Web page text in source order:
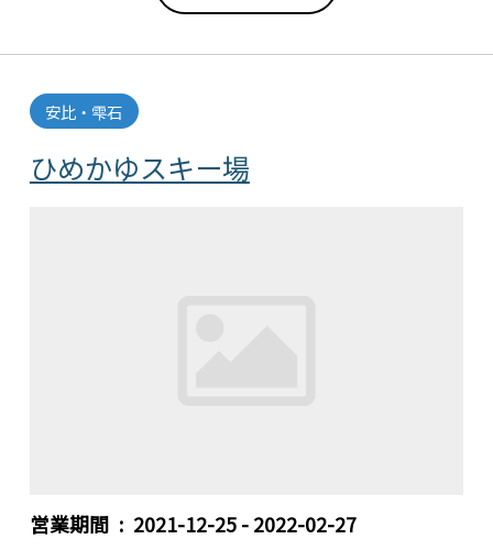
ひめかゆスキー場
安比・雫石
営業期間 2021-12-25 - 2022-02-27